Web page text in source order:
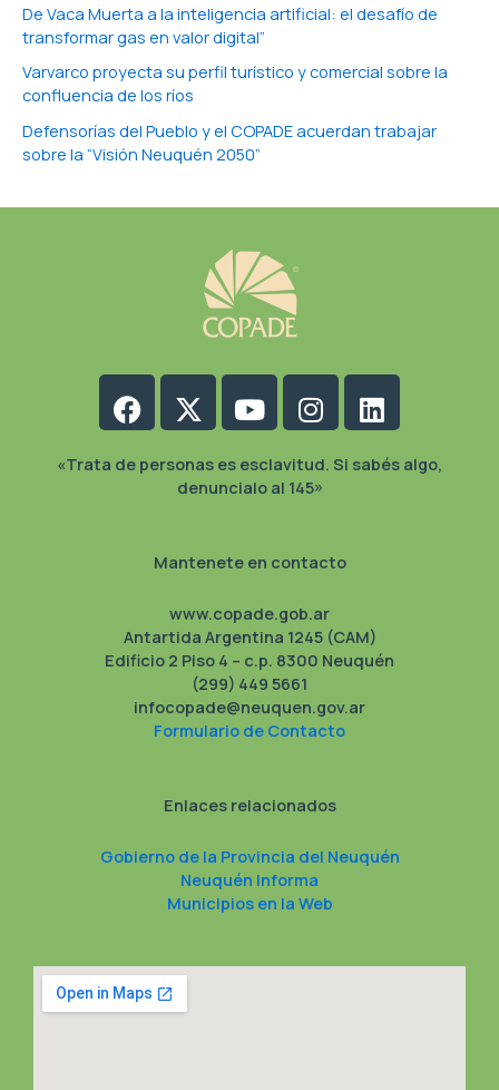
De Vaca Muerta a la inteligencia artificial: el desafío de
transformar gas en valor digital”
Varvarco proyecta su perfil turístico y comercial sobre la
confluencia de los ríos
Defensorías del Pueblo y el COPADE acuerdan trabajar
sobre la “Visión Neuquén 2050”
Facebook
X-
twitter
YoutubeInstagram
Linkedin
«Trata de personas es esclavitud. Si sabés algo,
denuncialo al 145»
Mantenete en contacto
www.copade.gob.ar
Antartida Argentina 1245 (CAM)
Edificio 2 Piso 4 – c.p. 8300 Neuquén
(299) 449 5661
infocopade@neuquen.gov.ar
Formulario de Contacto
Enlaces relacionados
Gobierno de la Provincia del Neuquén
Neuquén Informa
Municipios en la Web